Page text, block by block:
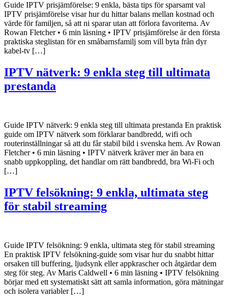
Guide IPTV prisjämförelse: 9 enkla, bästa tips för sparsamt val
IPTV prisjämförelse visar hur du hittar balans mellan kostnad och
värde för familjen, så att ni sparar utan att förlora favoriterna. Av
Rowan Fletcher • 6 min läsning • IPTV prisjämförelse är den första
praktiska steglistan för en småbarnsfamilj som vill byta från dyr
kabel-tv […]
IPTV nätverk: 9 enkla steg till ultimata
prestanda
Guide IPTV nätverk: 9 enkla steg till ultimata prestanda En praktisk
guide om IPTV nätverk som förklarar bandbredd, wifi och
routerinställningar så att du får stabil bild i svenska hem. Av Rowan
Fletcher • 6 min läsning • IPTV nätverk kräver mer än bara en
snabb uppkoppling, det handlar om rätt bandbredd, bra Wi‑Fi och
[…]
IPTV felsökning: 9 enkla, ultimata steg
för stabil streaming
Guide IPTV felsökning: 9 enkla, ultimata steg för stabil streaming
En praktisk IPTV felsökning-guide som visar hur du snabbt hittar
orsaken till buffering, ljudsynk eller appkrascher och åtgärdar dem
steg för steg. Av Maris Caldwell • 6 min läsning • IPTV felsökning
börjar med ett systematiskt sätt att samla information, göra mätningar
och isolera variabler […]